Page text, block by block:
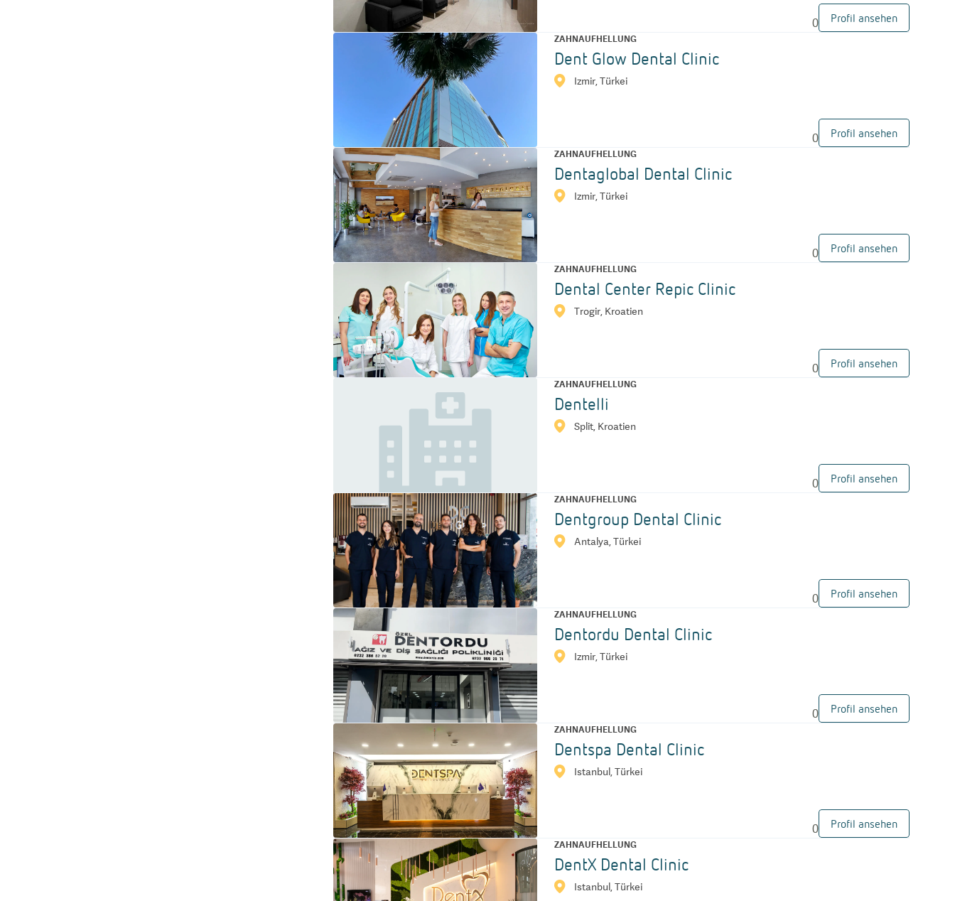
0 Profil ansehen
ZAHNAUFHELLUNG
Dent Glow Dental Clinic
Izmir, Türkei
0 Profil ansehen
ZAHNAUFHELLUNG
Dentaglobal Dental Clinic
Izmir, Türkei
0 Profil ansehen
ZAHNAUFHELLUNG
Dental Center Repic Clinic
Trogir, Kroatien
0 Profil ansehen
ZAHNAUFHELLUNG
Dentelli
Split, Kroatien
0 Profil ansehen
ZAHNAUFHELLUNG
Dentgroup Dental Clinic
Antalya, Türkei
0 Profil ansehen
ZAHNAUFHELLUNG
Dentordu Dental Clinic
Izmir, Türkei
0 Profil ansehen
ZAHNAUFHELLUNG
Dentspa Dental Clinic
Istanbul, Türkei
0 Profil ansehen
ZAHNAUFHELLUNG
DentX Dental Clinic
Istanbul, Türkei